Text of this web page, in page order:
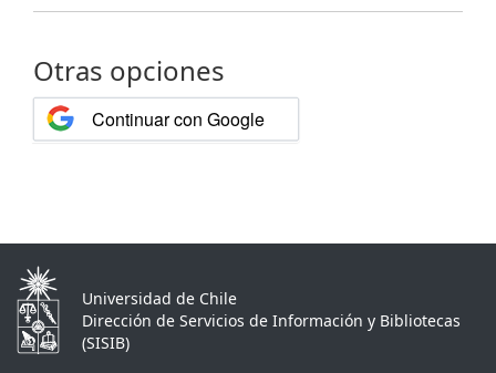
Otras opciones
Continuar con Google
Universidad de Chile
Dirección de Servicios de Información y Bibliotecas
(SISIB)